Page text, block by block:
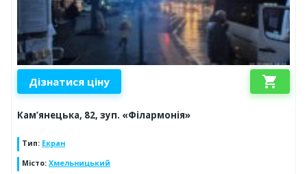
Дізнатися ціну shopping_cart
Кам’янецька, 82, зуп. «Філармонія»
Тип: Екран
Місто: Хмельницький